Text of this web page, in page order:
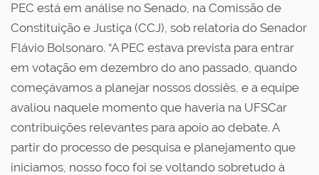
PEC está em análise no Senado, na Comissão de
Constituição e Justiça (CCJ), sob relatoria do Senador
Flávio Bolsonaro. “A PEC estava prevista para entrar
em votação em dezembro do ano passado, quando
começávamos a planejar nossos dossiês, e a equipe
avaliou naquele momento que haveria na UFSCar
contribuições relevantes para apoio ao debate. A
partir do processo de pesquisa e planejamento que
iniciamos, nosso foco foi se voltando sobretudo à